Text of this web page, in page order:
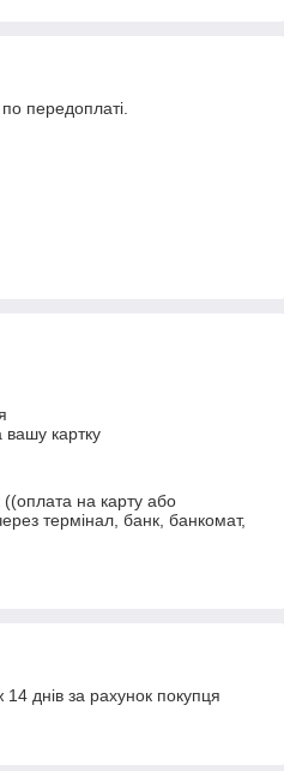
передоплаті.
вашу картку
((оплата на карту або
термінал, банк, банкомат,
днів за рахунок покупця